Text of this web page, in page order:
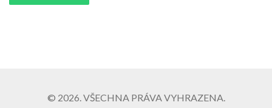
© 2026. VŠECHNA PRÁVA VYHRAZENA.